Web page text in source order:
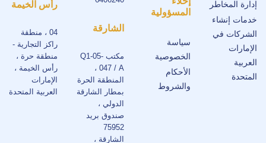
إدارة المخاطر
خدمات إنشاء
الشركات في
الإمارات
العربية
المتحدة
المسؤولية
سياسة
الخصوصية
الأحكام
والشروط
الشارقة
مكتب Q1-05-
047 / A ،
المنطقة الحرة
بمطار الشارقة
الدولي ،
صندوق بريد
75952
الشارقة ،
رأس الخيمة
04 ، منطقة
راكز التجارية -
منطقة حرة ،
رأس الخيمة ،
الإمارات
العربية المتحدة